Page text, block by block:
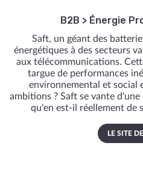
B2B > Énergie
Saft, un géant des
énergétiques à des secteurs
aux télécommunications.
targue de performances
environnemental et social
ambitions ? Saft se vante
qu'en est-il réellement de
LE SITE